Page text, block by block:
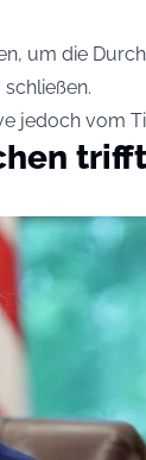
um die
jedoch vom